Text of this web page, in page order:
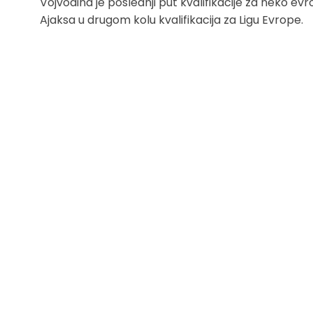
Ajaksa u drugom kolu kvalifikacija za Ligu Evrope.